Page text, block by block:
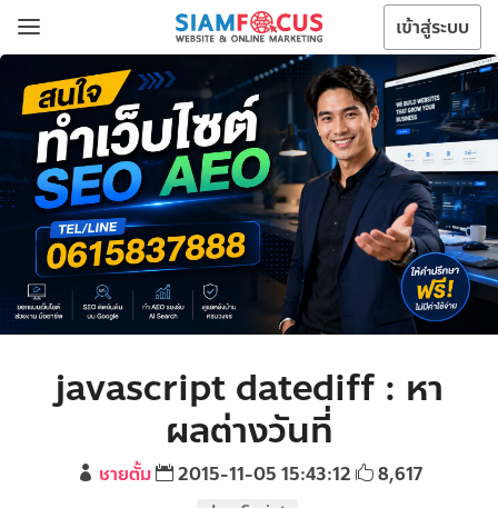
เข้าสู่ระบบ
javascript datediff : หา
ผลต่างวันที่
ชายตั้ม 2015-11-05 15:43:12 8,617